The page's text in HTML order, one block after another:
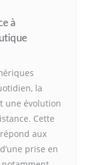
à
la
une évolution
Cette
aux
prise en